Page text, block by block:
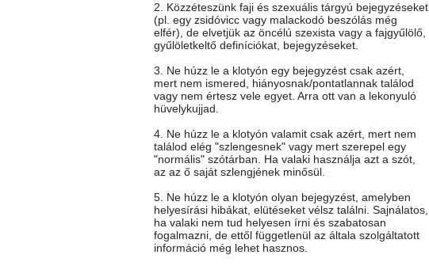
2. Közzéteszünk faji és szexuális tárgyú bejegyzéseket
(pl. egy zsidóvicc vagy malackodó beszólás még
elfér), de elvetjük az öncélú szexista vagy a fajgyűlölő,
gyűlöletkeltő definíciókat, bejegyzéseket.
3. Ne húzz le a klotyón egy bejegyzést csak azért,
mert nem ismered, hiányosnak/pontatlannak találod
vagy nem értesz vele egyet. Arra ott van a lekonyuló
hüvelykujjad.
4. Ne húzz le a klotyón valamit csak azért, mert nem
találod elég "szlengesnek" vagy mert szerepel egy
"normális" szótárban. Ha valaki használja azt a szót,
az az ő saját szlengjének minősül.
5. Ne húzz le a klotyón olyan bejegyzést, amelyben
helyesírási hibákat, elütéseket vélsz találni. Sajnálatos,
ha valaki nem tud helyesen írni és szabatosan
fogalmazni, de ettől függetlenül az általa szolgáltatott
információ még lehet hasznos.